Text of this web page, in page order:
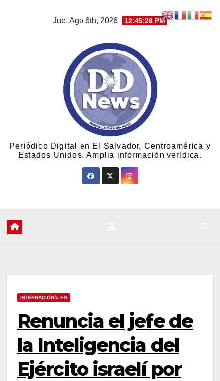
Jue. Ago 6th, 2026 12:45:27 PM
Periódico Digital en El Salvador, Centroamérica y
Estados Unidos. Amplia información verídica.
INTERNACIONALES
Renuncia el jefe de
la Inteligencia del
Ejército israelí por